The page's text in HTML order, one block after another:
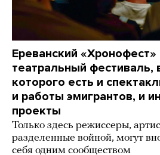
Ереванский
театральный фестиваль,
которого есть и
и работы эмигрантов, и
проекты
Только здесь режиссеры,
разделенные войной, могут
себя одним сообществом